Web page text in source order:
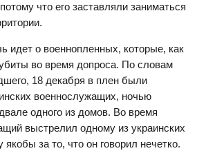
что его заставляли заниматься
идет о военнопленных, которые, как
во время допроса. По словам
18 декабря в плен были
военнослужащих, ночью
одного из домов. Во время
выстрелил одному из украинских
якобы за то, что он говорил нечетко.